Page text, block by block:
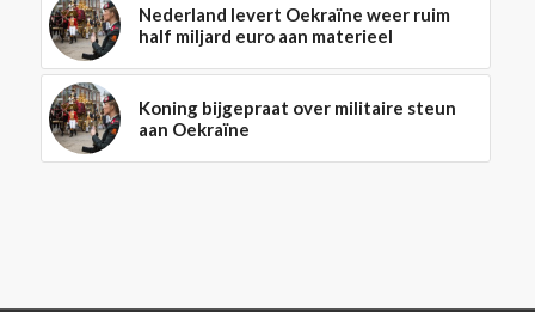
Nederland levert Oekraïne weer ruim
half miljard euro aan materieel
Koning bijgepraat over militaire steun
aan Oekraïne